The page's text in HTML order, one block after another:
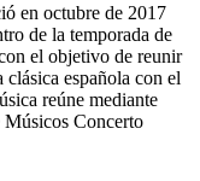
en octubre de 2017
de la temporada de
el objetivo de reunir
clásica española con el
reúne mediante
Músicos Concerto